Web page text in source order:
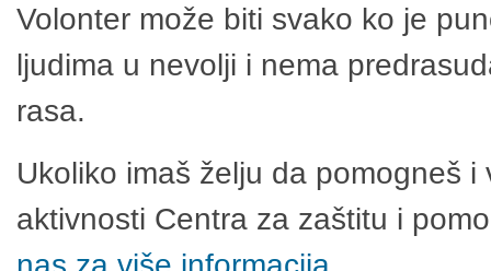
Volonter može biti svako ko je
ljudima u nevolji i nema
rasa.
Ukoliko imaš želju da pomogneš
aktivnosti Centra za zaštitu i